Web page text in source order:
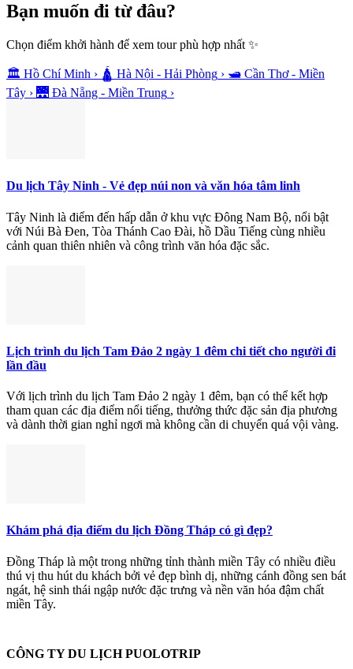
Bạn muốn đi từ đâu?
Chọn điểm khởi hành để xem tour phù hợp nhất ✨
🏛️ Hồ Chí Minh › 🛕 Hà Nội - Hải Phòng › 🛥️ Cần Thơ - Miền
Tây › 🌉 Đà Nẵng - Miền Trung ›
Du lịch Tây Ninh - Vẻ đẹp núi non và văn hóa tâm linh
Tây Ninh là điểm đến hấp dẫn ở khu vực Đông Nam Bộ, nổi bật
với Núi Bà Đen, Tòa Thánh Cao Đài, hồ Dầu Tiếng cùng nhiều
cảnh quan thiên nhiên và công trình văn hóa đặc sắc.
Lịch trình du lịch Tam Đảo 2 ngày 1 đêm chi tiết cho người đi
lần đầu
Với lịch trình du lịch Tam Đảo 2 ngày 1 đêm, bạn có thể kết hợp
tham quan các địa điểm nổi tiếng, thưởng thức đặc sản địa phương
và dành thời gian nghỉ ngơi mà không cần di chuyển quá vội vàng.
Khám phá địa điểm du lịch Đồng Tháp có gì đẹp?
Đồng Tháp là một trong những tỉnh thành miền Tây có nhiều điều
thú vị thu hút du khách bởi vẻ đẹp bình dị, những cánh đồng sen bát
ngát, hệ sinh thái ngập nước đặc trưng và nền văn hóa đậm chất
miền Tây.
CÔNG TY DU LỊCH PUOLOTRIP